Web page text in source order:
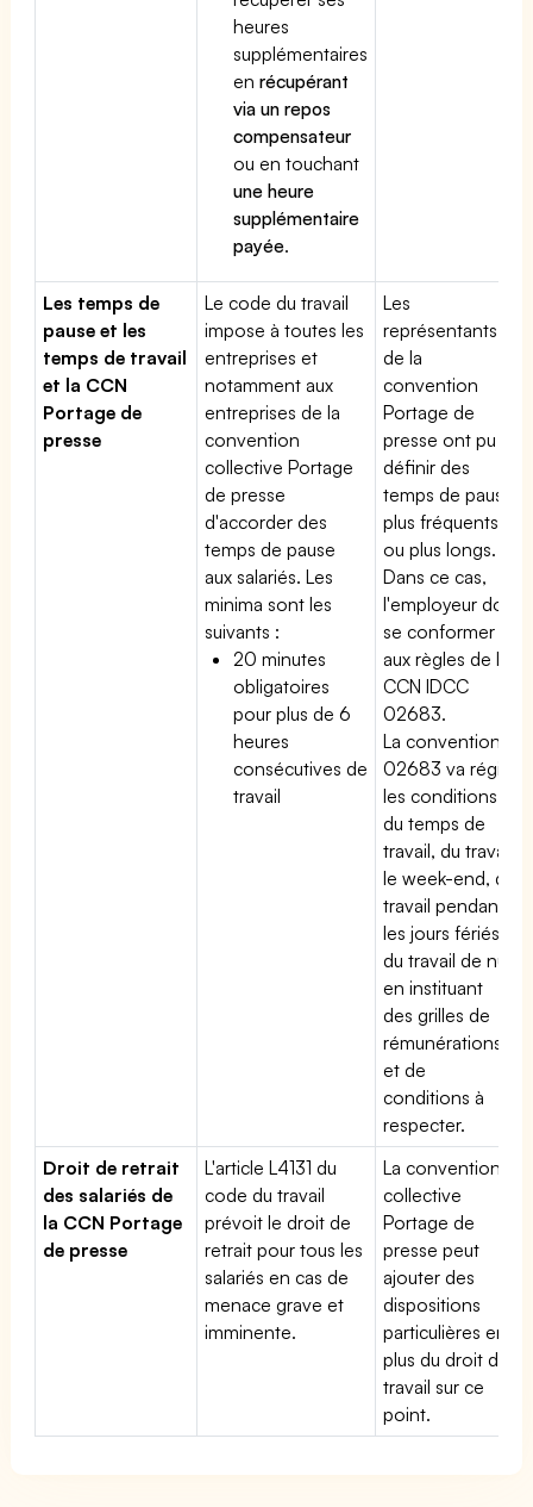
heures
supplémentaires
enrécupérant
via un repos
compensateur
ou en touchant
une heure
supplémentaire
payée.
Les temps de
pause et les
temps de travail
et la CCN
Portage de
presse
Le code du travail
impose à toutes les
entreprises et
notamment aux
entreprises de la
convention
collective Portage
de presse
d'accorder des
temps de pause
aux salariés. Les
minima sont les
suivants :
20 minutes
obligatoires
pour plus de 6
heures
consécutives de
travail
Les
représentants
de la
convention
Portage de
presse ont pu
définir des
temps de pause
plus fréquents
ou plus longs.
Dans ce cas,
l'employeur doit
se conformer
aux règles de la
CCN IDCC
02683.
La convention
02683 va régir
les conditions
du temps de
travail, du travail
le week-end, du
travail pendant
les jours fériés,
du travail de nuit
en instituant
des grilles de
rémunérations
et de
conditions à
respecter.
Droit de retrait
des salariés de
la CCN Portage
de presse
L'article L4131 du
code du travail
prévoit le droit de
retrait pour tous les
salariés en cas de
menace grave et
imminente.
La convention
collective
Portage de
presse peut
ajouter des
dispositions
particulières en
plus du droit du
travail sur ce
point.